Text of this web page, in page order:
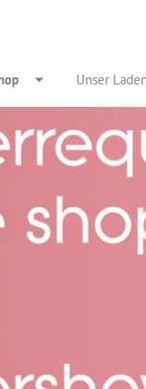
Unser Laden